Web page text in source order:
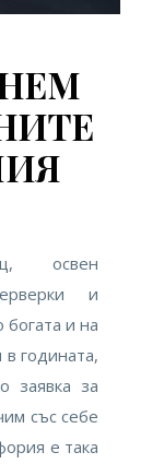
освен
и
и на
годината,
заявка за
със себе
е така